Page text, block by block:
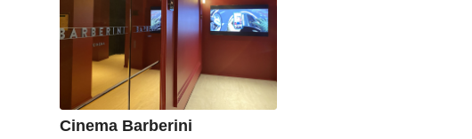
Cinema Barberini